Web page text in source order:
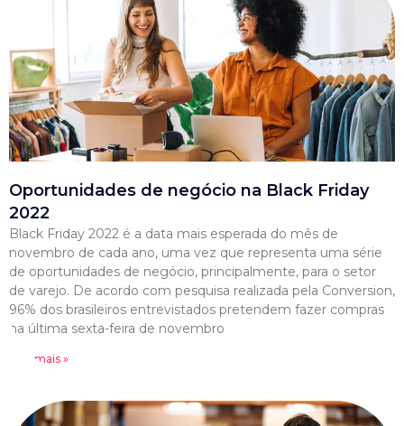
Oportunidades de negócio na Black Friday
2022
Black Friday 2022 é a data mais esperada do mês de
novembro de cada ano, uma vez que representa uma série
de oportunidades de negócio, principalmente, para o setor
de varejo. De acordo com pesquisa realizada pela Conversion,
96% dos brasileiros entrevistados pretendem fazer compras
na última sexta-feira de novembro
Leia mais »